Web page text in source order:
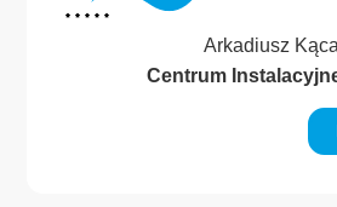
Arkadiusz Kąca
Centrum